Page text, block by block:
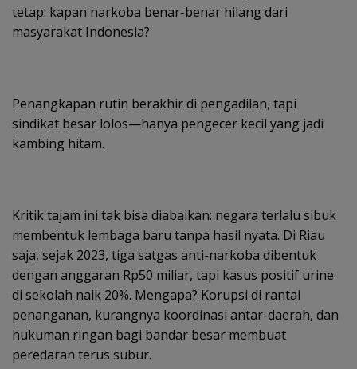
tetap: kapan narkoba benar-benar hilang dari
masyarakat Indonesia?
Penangkapan rutin berakhir di pengadilan, tapi
sindikat besar lolos—hanya pengecer kecil yang jadi
kambing hitam.
Kritik tajam ini tak bisa diabaikan: negara terlalu sibuk
membentuk lembaga baru tanpa hasil nyata. Di Riau
saja, sejak 2023, tiga satgas anti-narkoba dibentuk
dengan anggaran Rp50 miliar, tapi kasus positif urine
di sekolah naik 20%. Mengapa? Korupsi di rantai
penanganan, kurangnya koordinasi antar-daerah, dan
hukuman ringan bagi bandar besar membuat
peredaran terus subur.